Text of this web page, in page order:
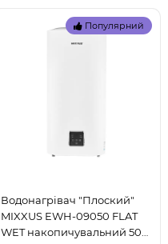
Популярний
Водонагрівач "Плоский"
MIXXUS EWH-09050 FLAT
WET накопичувальний 50